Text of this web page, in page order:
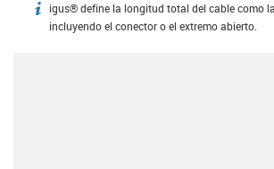
igus-icon-info
igus® define la longitud total del cable como
incluyendo el conector o el extremo abierto.